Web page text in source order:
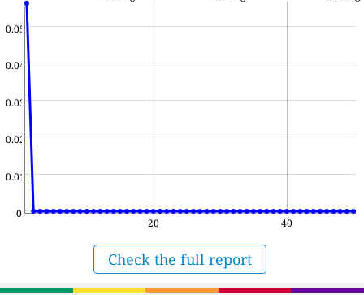
0
0.01
0.02
0.03
0.04
0.05
20 40
Check the full report